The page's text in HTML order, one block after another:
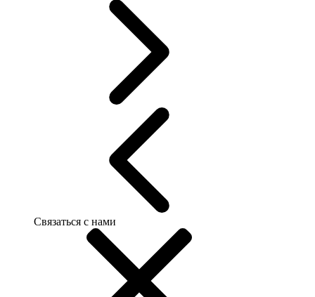
Связаться с нами